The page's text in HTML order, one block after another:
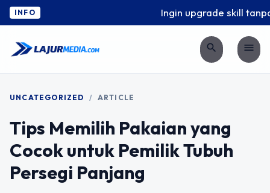
INFO Ingin upgrade skill
search menu
UNCATEGORIZED / ARTICLE
Tips Memilih Pakaian yang
Cocok untuk Pemilik Tubuh
Persegi Panjang